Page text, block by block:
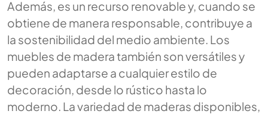
Además, es un recurso renovable y, cuando se
obtiene de manera responsable, contribuye a
la sostenibilidad del medio ambiente. Los
muebles de madera también son versátiles y
pueden adaptarse a cualquier estilo de
decoración, desde lo rústico hasta lo
moderno. La variedad de maderas disponibles,